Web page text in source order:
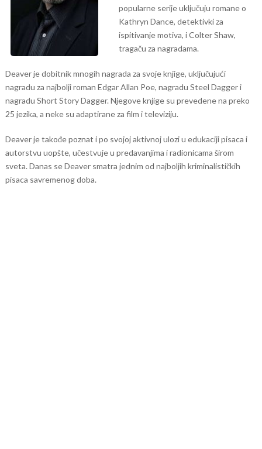
popularne serije uključuju romane o
Kathryn Dance, detektivki za
ispitivanje motiva, i Colter Shaw,
tragaču za nagradama.
Deaver je dobitnik mnogih nagrada za svoje knjige, uključujući
nagradu za najbolji roman Edgar Allan Poe, nagradu Steel Dagger i
nagradu Short Story Dagger. Njegove knjige su prevedene na preko
25 jezika, a neke su adaptirane za film i televiziju.
Deaver je takođe poznat i po svojoj aktivnoj ulozi u edukaciji pisaca i
autorstvu uopšte, učestvuje u predavanjima i radionicama širom
sveta. Danas se Deaver smatra jednim od najboljih kriminalističkih
pisaca savremenog doba.